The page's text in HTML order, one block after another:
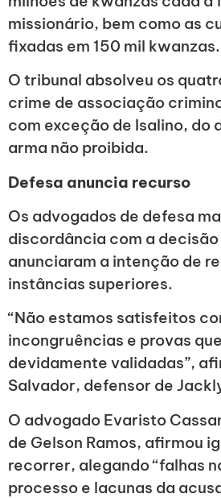
missionário, bem como as
fixadas em 150 mil kwanzas.
O tribunal absolveu os
crime de associação
com exceção de Isalino, do
arma não proibida.
Defesa anuncia recurso
Os advogados de defesa
discordância com a
anunciaram a intenção de
instâncias superiores.
“Não estamos satisfeitos
incongruências e provas
devidamente validadas”,
Salvador, defensor de
O advogado Evaristo
de Gelson Ramos, afirmou
recorrer, alegando “falhas
processo e lacunas da